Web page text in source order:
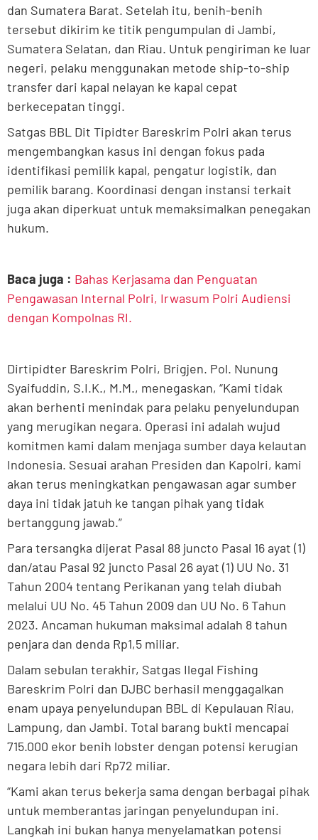
dan Sumatera Barat. Setelah itu, benih-benih
tersebut dikirim ke titik pengumpulan di Jambi,
Sumatera Selatan, dan Riau. Untuk pengiriman ke luar
negeri, pelaku menggunakan metode ship-to-ship
transfer dari kapal nelayan ke kapal cepat
berkecepatan tinggi.
Satgas BBL Dit Tipidter Bareskrim Polri akan terus
mengembangkan kasus ini dengan fokus pada
identifikasi pemilik kapal, pengatur logistik, dan
pemilik barang. Koordinasi dengan instansi terkait
juga akan diperkuat untuk memaksimalkan penegakan
hukum.
Baca juga : Bahas Kerjasama dan Penguatan
Pengawasan Internal Polri, Irwasum Polri Audiensi
dengan Kompolnas RI.
Dirtipidter Bareskrim Polri, Brigjen. Pol. Nunung
Syaifuddin, S.I.K., M.M., menegaskan, “Kami tidak
akan berhenti menindak para pelaku penyelundupan
yang merugikan negara. Operasi ini adalah wujud
komitmen kami dalam menjaga sumber daya kelautan
Indonesia. Sesuai arahan Presiden dan Kapolri, kami
akan terus meningkatkan pengawasan agar sumber
daya ini tidak jatuh ke tangan pihak yang tidak
bertanggung jawab.”
Para tersangka dijerat Pasal 88 juncto Pasal 16 ayat (1)
dan/atau Pasal 92 juncto Pasal 26 ayat (1) UU No. 31
Tahun 2004 tentang Perikanan yang telah diubah
melalui UU No. 45 Tahun 2009 dan UU No. 6 Tahun
2023. Ancaman hukuman maksimal adalah 8 tahun
penjara dan denda Rp1,5 miliar.
Dalam sebulan terakhir, Satgas Ilegal Fishing
Bareskrim Polri dan DJBC berhasil menggagalkan
enam upaya penyelundupan BBL di Kepulauan Riau,
Lampung, dan Jambi. Total barang bukti mencapai
715.000 ekor benih lobster dengan potensi kerugian
negara lebih dari Rp72 miliar.
“Kami akan terus bekerja sama dengan berbagai pihak
untuk memberantas jaringan penyelundupan ini.
Langkah ini bukan hanya menyelamatkan potensi